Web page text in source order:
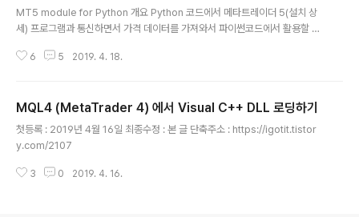
MT5 module for Python 개요 Python 코드에서 메타트레이더 5(설치 상
세) 프로그램과 통신하면서 가격 데이터를 가져와서 파이썬코드에서 활용할 수
(설치 상세) 프롬프트 창에서 구문 pip install MetaTrader5 타이핑 연관 정
n/docs/integration/python_metatrader5 첫등록 : 2019년 4월 18일
최종수정 : 본 글 단축주소 : https://i..
6 5 2019. 4. 18.
MQL4 (MetaTrader 4) 에서 Visual C++ DLL 로딩하기
첫등록 : 2019년 4월 16일 최종수정 : 본 글 단축주소 : https://igotit.tistor
y.com/2107
3 0 2019. 4. 16.